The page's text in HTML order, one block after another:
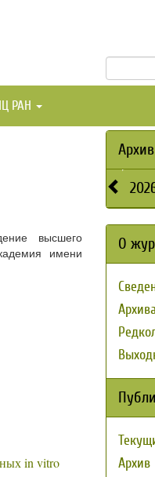
РАН
высшего
имени
in vitro
О
Архив